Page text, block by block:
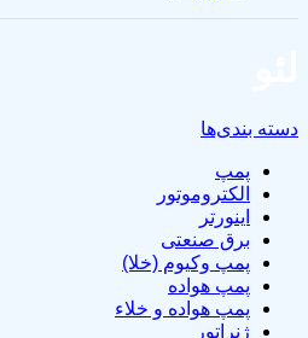
دسته بندی‌ها
پمپ
الکتروموتور
اینورتر
برق صنعتی
پمپ وکیوم (خلا)
پمپ هواده
پمپ هواده و خلاء
ژنراتور